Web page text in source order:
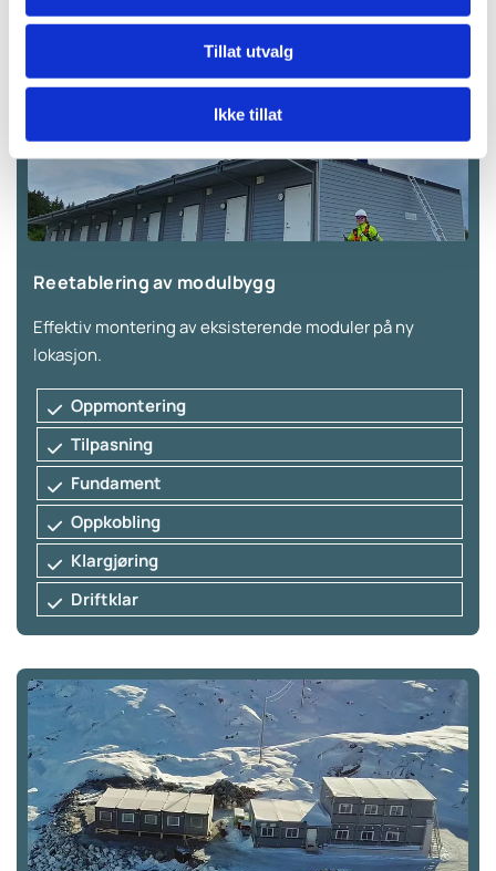
Tillat utvalg
Ikke tillat
Reetablering av modulbygg
Effektiv montering av eksisterende moduler på ny
lokasjon.
Oppmontering
Tilpasning
Fundament
Oppkobling
Klargjøring
Driftklar